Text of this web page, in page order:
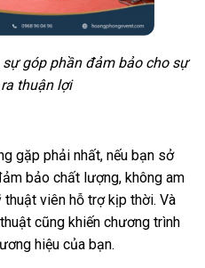
góp phần đảm bảo cho sự
thuận lợi
gặp phải nhất, nếu bạn sở
bảo chất lượng, không am
viên hỗ trợ kịp thời. Và
cũng khiến chương trình
hiệu của bạn.